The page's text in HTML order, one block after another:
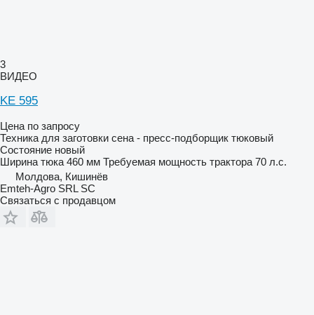
3
ВИДЕО
KE 595
Цена по запросу
Техника для заготовки сена - пресс-подборщик тюковый
Состояние новый
Ширина тюка 460 мм Требуемая мощность трактора 70 л.с.
Молдова, Кишинёв
Emteh-Agro SRL SC
Связаться с продавцом